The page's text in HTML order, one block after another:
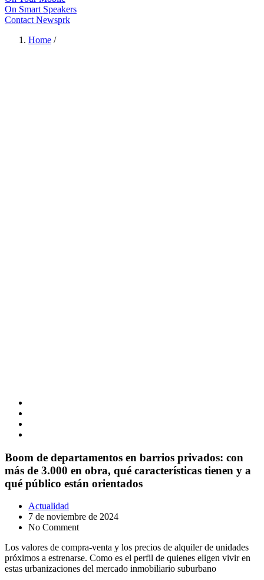
On Smart Speakers
Contact Newsprk
Home /
Boom de departamentos en barrios privados: con
más de 3.000 en obra, qué características tienen y a
qué público están orientados
Actualidad
7 de noviembre de 2024
No Comment
Los valores de compra-venta y los precios de alquiler de unidades
próximos a estrenarse. Como es el perfil de quienes eligen vivir en
estas urbanizaciones del mercado inmobiliario suburbano